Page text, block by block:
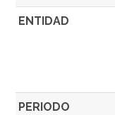
ENTIDAD
PERIODO